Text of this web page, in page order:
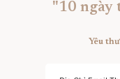
"10 ngày
Yêu